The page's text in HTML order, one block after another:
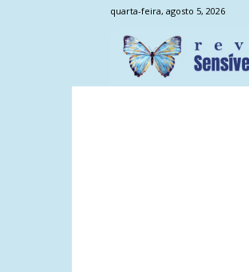
quarta-feira, agosto 5, 2026